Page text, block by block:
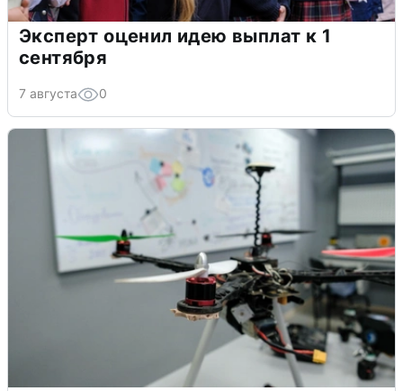
Эксперт оценил идею выплат к 1
сентября
7 августа 0